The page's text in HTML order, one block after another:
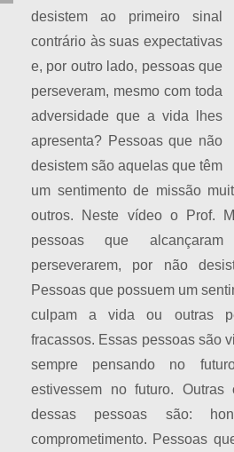
desistem ao primeiro sinal
contrário às suas expectativas
e, por outro lado, pessoas que
perseveram, mesmo com toda
adversidade que a vida lhes
apresenta? Pessoas que não
desistem são aquelas que têm
um sentimento de missão
outros. Neste vídeo o Prof.
pessoas que
perseverarem, por não
Pessoas que possuem um
culpam a vida ou outras
fracassos. Essas pessoas são
sempre pensando no
estivessem no futuro. Outras
dessas pessoas são:
comprometimento. Pessoas